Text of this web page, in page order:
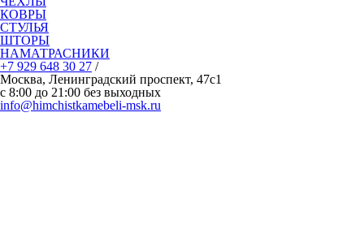
КОВРЫ
СТУЛЬЯ
ШТОРЫ
НАМАТРАСНИКИ
+7 929 648 30 27 /
Москва, Ленинградский проспект, 47с1
с 8:00 до 21:00 без выходных
info@himchistkamebeli-msk.ru